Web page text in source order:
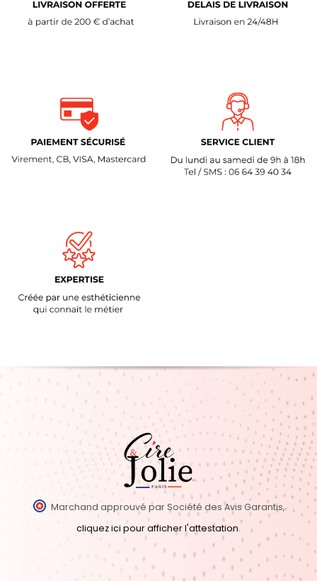
Marchand approuvé par Société des Avis Garantis,
cliquez ici pour afficher l'attestation.